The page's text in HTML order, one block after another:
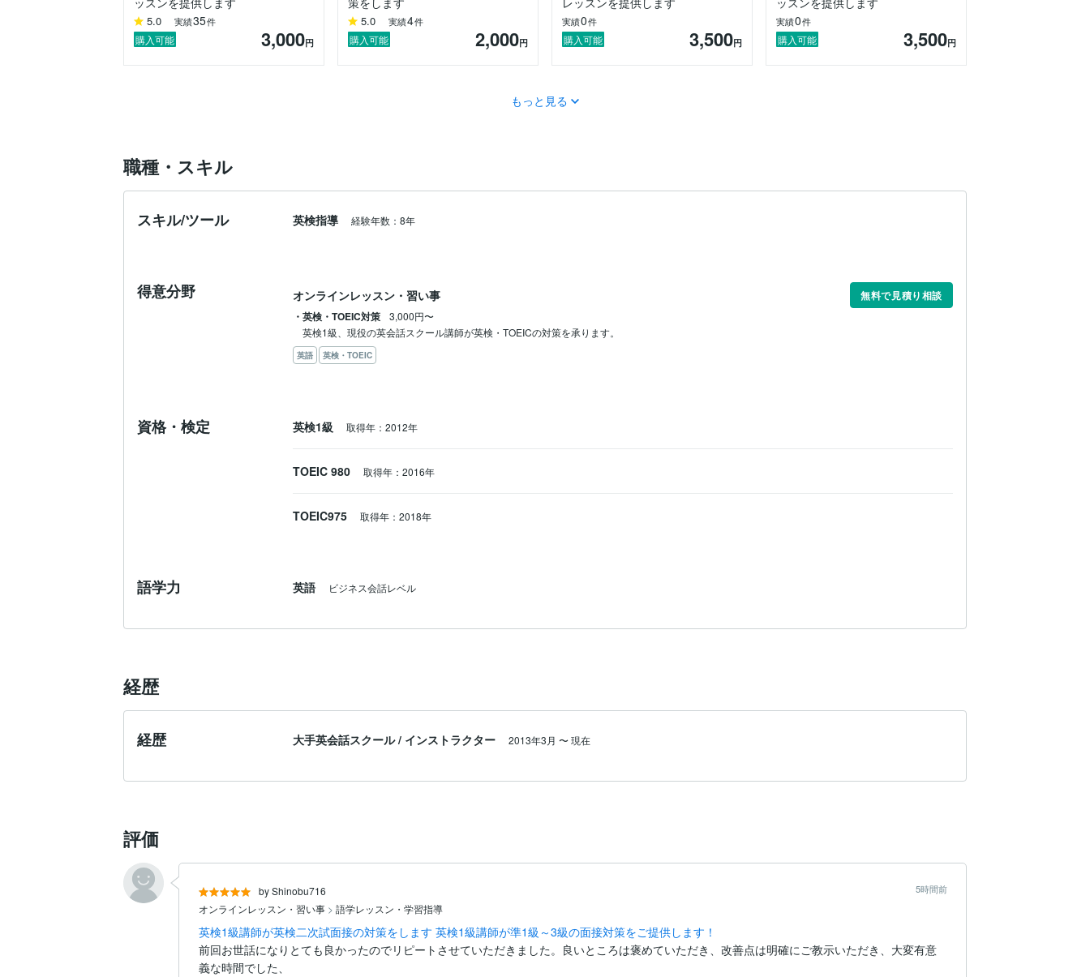
5.0 実績35件
購入可能 3,000円
5.0 実績4件
購入可能 2,000円
実績0件
購入可能 3,500円
実績0件
購入可能 3,500円
もっと見る
職種・スキル
スキル/ツール 英検指導 経験年数：8年
得意分野 オンラインレッスン・習い事
無料で見積り相談
・英検・TOEIC対策
3,000円〜
英語 英検・TOEIC
資格・検定 英検1級 取得年：2012年
TOEIC 980 取得年：2016年
TOEIC975 取得年：2018年
語学力 英語 ビジネス会話レベル
経歴
経歴 大手英会話スクール/ インストラクター 2013年3月 〜現在
評価
by Shinobu716 5時間前
オンラインレッスン・習い事 > 語学レッスン・学習指導
英検1級講師が英検二次試面接の対策をします 英検1級講師が準1級～3級の面接対策をご提供します！
前回お世話になりとても良かったのでリピートさせていただきました。良いところは褒めていただき、改善点は明確にご教示いただき、大変有意
義な時間でした、